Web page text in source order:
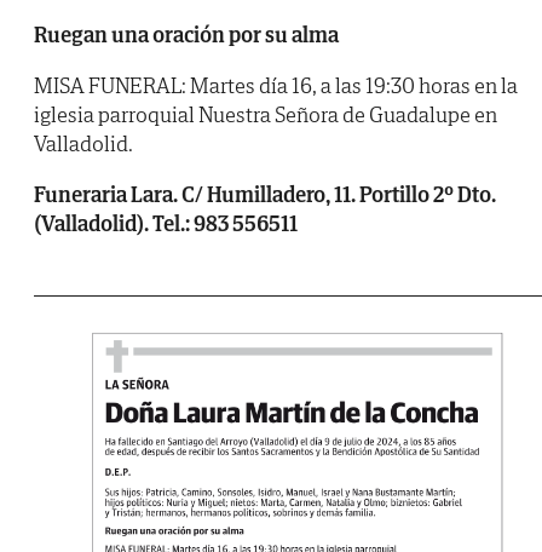
Ruegan una oración por su alma
MISA FUNERAL: Martes día 16, a las 19:30 horas en la
iglesia parroquial Nuestra Señora de Guadalupe en
Valladolid.
Funeraria Lara. C/ Humilladero, 11. Portillo 2º Dto.
(Valladolid). Tel.: 983 556511